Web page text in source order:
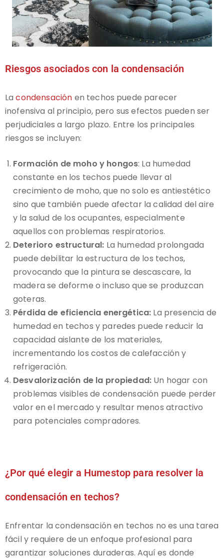
Riesgos asociados con la condensación
Lacondensación en techos puede parecer
inofensiva al principio, pero sus efectos pueden ser
perjudiciales a largo plazo. Entre los principales
riesgos se incluyen:
Formación de moho y hongos: La humedad
constante en los techos puede llevar al
crecimiento de moho, que no solo es antiestético
sino que también puede afectar la calidad del aire
y la salud de los ocupantes, especialmente
aquellos con problemas respiratorios.
Deterioro estructural: La humedad prolongada
puede debilitar la estructura de los techos,
provocando que la pintura se descascare, la
madera se deforme o incluso que se produzcan
goteras.
Pérdida de eficiencia energética: La presencia de
humedad en techos y paredes puede reducir la
capacidad aislante de los materiales,
incrementando los costos de calefacción y
refrigeración.
Desvalorización de la propiedad: Un hogar con
problemas visibles de condensación puede perder
valor en el mercado y resultar menos atractivo
para potenciales compradores.
¿Por qué elegir a Humestop para resolver la
condensación en techos?
Enfrentar la condensación en techos no es una tarea
fácil y requiere de un enfoque profesional para
garantizar soluciones duraderas. Aquí es donde